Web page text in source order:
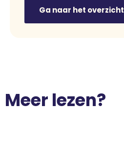
Ga naar het overzicht
Meer lezen?